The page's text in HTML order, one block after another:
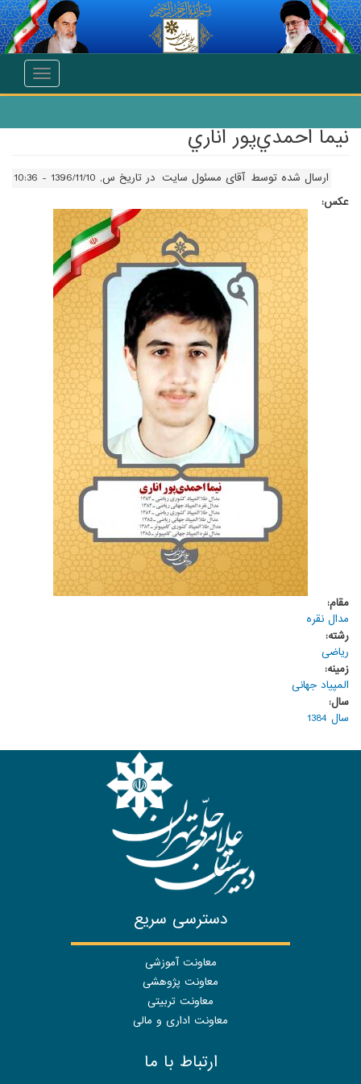
انتقال به محتوای اصلی
Toggle
نيما احمدي‌پور اناري
ارسال شده توسط آقای مسئول سایت در تاریخ س, 1396/11/10 - 10:36
عکس:
مقام:
مدال نقره
رشته:
ریاضی
زمینه:
المپیاد جهانی
سال:
سال 1384
دسترسی سریع
معاونت آموزشی
معاونت پژوهشی
معاونت تربیتی
معاونت اداری و مالی
ارتباط با ما